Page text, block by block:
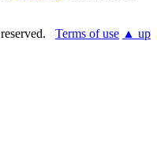
Terms of use ▲ up